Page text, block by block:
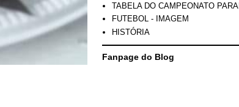
TABELA DO CAMPEONATO
FUTEBOL - IMAGEM
HISTÓRIA
Fanpage do Blog